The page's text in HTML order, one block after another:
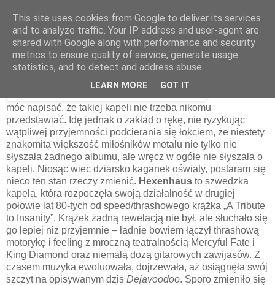
23 lipca 2014
Hexenhaus – Dejavoodoo [1997]
móc napisać, że takiej kapeli nie trzeba nikomu
przedstawiać. Idę jednak o zakład o rękę, nie ryzykując
wątpliwej przyjemności podcierania się łokciem, że niestety
znakomita większość miłośników metalu nie tylko nie
słyszała żadnego albumu, ale wręcz w ogóle nie słyszała o
kapeli. Niosąc wiec dziarsko kaganek oświaty, postaram się
nieco ten stan rzeczy zmienić. Hexenhaus to szwedzka
kapela, która rozpoczęła swoją działalność w drugiej
połowie lat 80-tych od speed/thrashowego krążka „A Tribute
to Insanity”. Krążek żadną rewelacją nie był, ale słuchało się
go lepiej niż przyjemnie – ładnie bowiem łączył thrashową
motorykę i feeling z mroczną teatralnością Mercyful Fate i
King Diamond oraz niemałą dozą gitarowych zawijasów. Z
czasem muzyka ewoluowała, dojrzewała, aż osiągnęła swój
szczyt na opisywanym dziś Dejavoodoo. Sporo zmieniło się
This site uses cookies from Google to deliver its services
and to analyze traffic. Your IP address and user-agent are
shared with Google along with performance and security
metrics to ensure quality of service, generate usage
statistics, and to detect and address abuse.
LEARN MORE GOT IT